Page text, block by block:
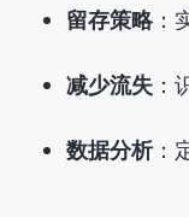
留存策略 ：
减少流失 ：
数据分析：